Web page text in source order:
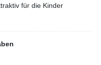
für die Kinder